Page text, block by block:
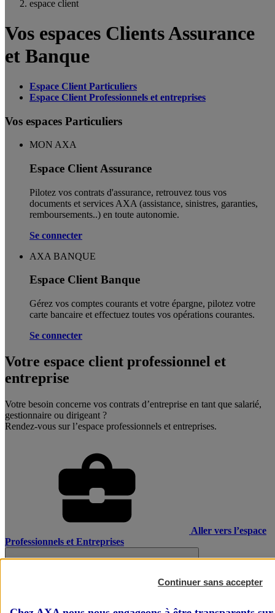
espace client
Vos espaces Clients Assurance
et Banque
Espace Client Particuliers
Espace Client Professionnels et entreprises
Vos espaces Particuliers
MON AXA
Espace Client Assurance
Pilotez vos contrats d'assurance, retrouvez tous vos
documents et services AXA (assistance, sinistres, garanties,
remboursements..) en toute autonomie. ​
Se connecter
AXA BANQUE
Espace Client Banque
Gérez vos comptes courants et votre épargne, pilotez votre
carte bancaire et effectuez toutes vos opérations courantes.
Se connecter
Votre espace client professionnel et
entreprise
Votre besoin concerne vos contrats d’entreprise en tant que salarié,
gestionnaire ou dirigeant ?
Rendez-vous sur l’espace professionnels et entreprises.
Aller vers l’espace
Professionnels et Entreprises
Continuer sans accepter